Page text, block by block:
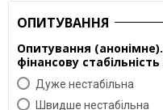
ОПИТУВАННЯ
Опитування
фінансову стабільність
Дуже нестабільна
Швидше нестабільна